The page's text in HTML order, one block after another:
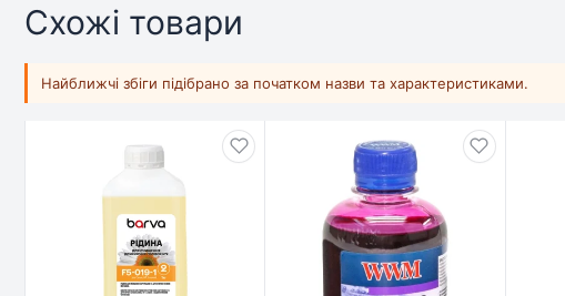
Схожі товари
Найближчі збіги підібрано за початком назви та характеристиками.